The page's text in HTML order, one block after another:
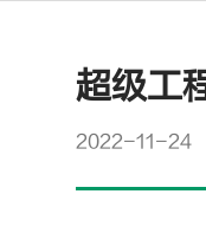
超级工
2022-11-24